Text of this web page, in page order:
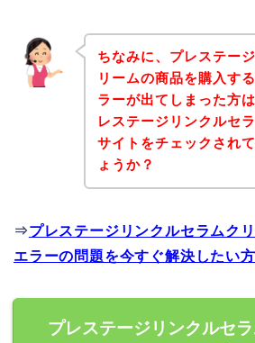
ちなみに、プレステー
リームの商品を購入す
ラーが出てしまった方
レステージリンクルセ
サイトをチェックされ
ょうか？
⇒プレステージリンクルセラムク
エラーの問題を今すぐ解決したい
プレステージリンクルセ